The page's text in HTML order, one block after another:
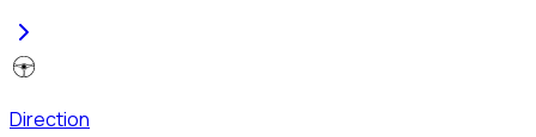
Direction